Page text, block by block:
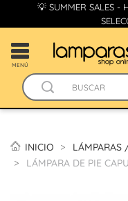
💡 SUMMER SALES -
MENÚ
INICIO
LÁMPARA DE PIE